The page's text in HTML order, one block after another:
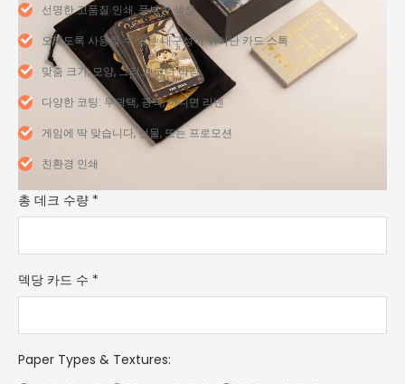
선명한 고품질 인쇄, 풍부한 색상
오래도록 사용할 수 있는 내구성이 뛰어난 카드 스톡
맞춤 크기, 모양, 그리고 코너 마감
다양한 코팅: 무광택, 광택, 아니면 리넨
게임에 딱 맞습니다, 선물, 또는 프로모션
친환경 인쇄
총 데크 수량 *
덱당 카드 수 *
Paper Types & Textures: